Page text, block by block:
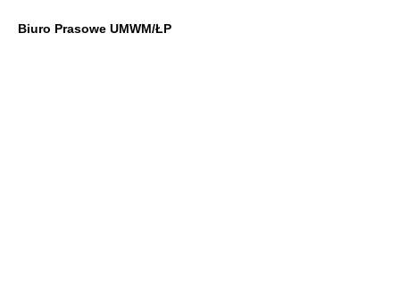
Biuro Prasowe UMWM/ŁP